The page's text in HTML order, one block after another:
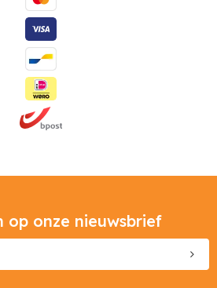
op onze nieuwsbrief